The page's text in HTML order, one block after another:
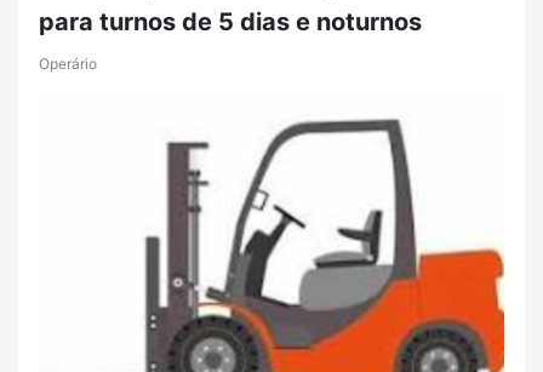
para turnos de 5 dias e noturnos
Operário